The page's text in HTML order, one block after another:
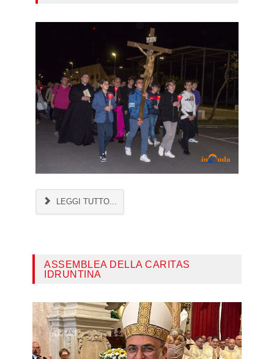
LEGGI TUTTO...
ASSEMBLEA DELLA CARITAS
IDRUNTINA